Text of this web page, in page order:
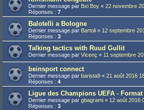
Dernier message par Bxl Boy « 22 novembre
Réponses : 7
Balotelli a Bologne
Dernier message par Bartoli « 12 septembre
Réponses : 3
Talking tactics with Ruud Gullit
Dernier message par Vicenç « 11 septembre
beinsport connect
Dernier message par barista9 « 21 août 2016
Réponses : 4
Ligue des Champions UEFA - Format
Dernier message par gbagrami « 12 août 2016
Réponses : 3